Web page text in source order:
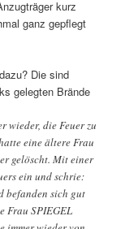
kurz
ganz gepflegt
Die sind
gelegten Brände
wieder, die Feuer zu
eine ältere Frau
gelöscht. Mit einer
ein und schrie:
befanden sich gut
Frau SPIEGEL